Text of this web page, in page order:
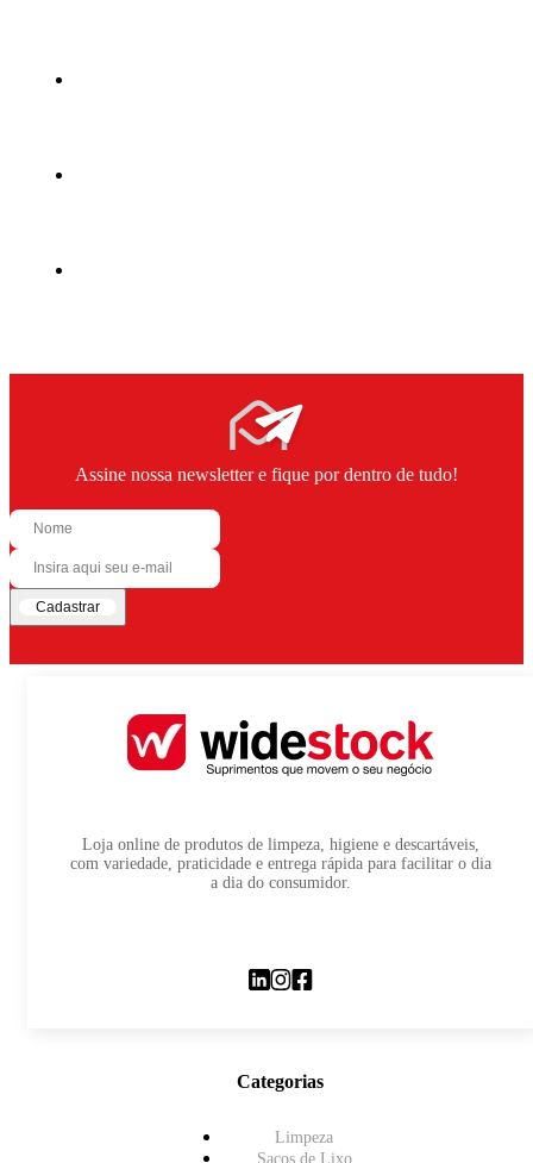
Assine nossa newsletter e fique por dentro de tudo!
Cadastrar
Loja online de produtos de limpeza, higiene e descartáveis,
com variedade, praticidade e entrega rápida para facilitar o dia
a dia do consumidor.
Categorias
Limpeza
Sacos de Lixo